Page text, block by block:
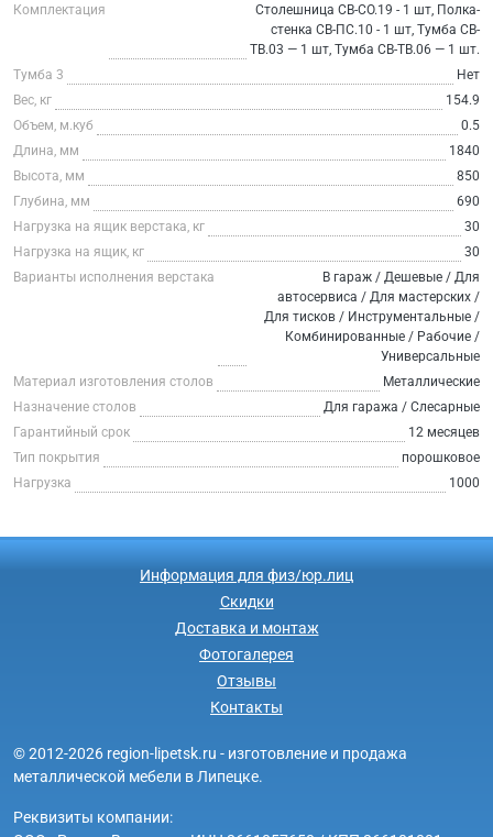
Комплектация
Столешница СВ-СО.19 - 1 шт, Полка-
стенка СВ-ПС.10 - 1 шт, Тумба СВ-
ТВ.03 — 1 шт, Тумба СВ-ТВ.06 — 1 шт.
Тумба 3
Нет
Вес, кг
154.9
Объем, м.куб
0.5
Длина, мм
1840
Высота, мм
850
Глубина, мм
690
Нагрузка на ящик верстака, кг
30
Нагрузка на ящик, кг
30
Варианты исполнения верстака
В гараж / Дешевые / Для
автосервиса / Для мастерских /
Для тисков / Инструментальные /
Комбинированные / Рабочие /
Универсальные
Материал изготовления столов
Металлические
Назначение столов
Для гаража / Слесарные
Гарантийный срок
12 месяцев
Тип покрытия
порошковое
Нагрузка
1000
Информация для физ/юр.лиц
Скидки
Доставка и монтаж
Фотогалерея
Отзывы
Контакты
© 2012-2026 region-lipetsk.ru - изготовление и продажа
металлической мебели в Липецке.
Реквизиты компании: